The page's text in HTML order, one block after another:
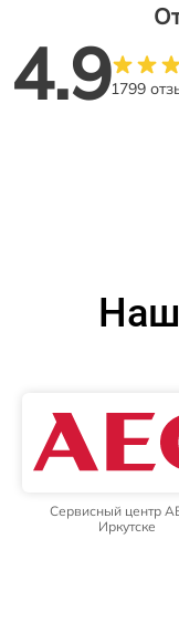
4.91799
Сервисный центр
Иркутске